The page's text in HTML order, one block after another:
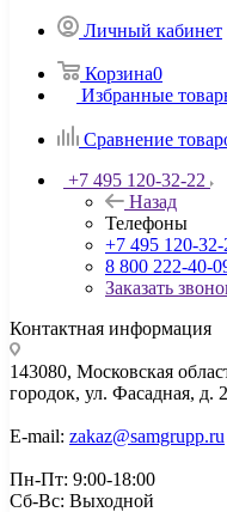
Личный кабинет
Корзина0
Избранные
Сравнение
+7 495 120-32-22
Назад
Телефоны
+7 495 120-32-
8 800 222-40-
Заказать
Контактная информация
143080, Mосковская
городок, ул. Фасадная, д.
E-mail: zakaz@samgrupp.ru
Пн-Пт: 9:00-18:00
Сб-Вс: Выходной